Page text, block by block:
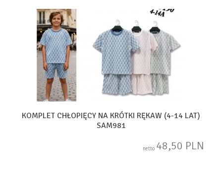
KOMPLET CHŁOPIĘCY NA KRÓTKI RĘKAW (4-14 LAT)
SAM981
netto 48,50 PLN